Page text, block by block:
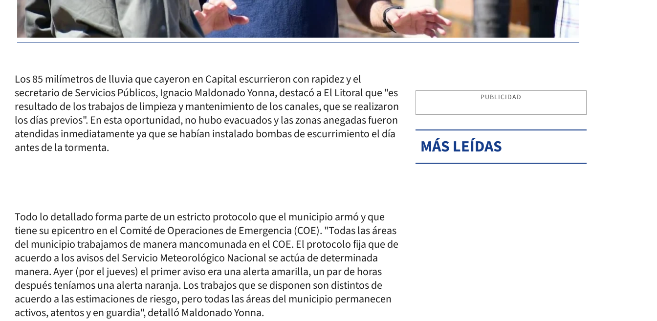
Los 85 milímetros de lluvia que cayeron en Capital escurrieron con rapidez y el
secretario de Servicios Públicos, Ignacio Maldonado Yonna, destacó a El Litoral que "es
resultado de los trabajos de limpieza y mantenimiento de los canales, que se realizaron
los días previos". En esta oportunidad, no hubo evacuados y las zonas anegadas fueron
atendidas inmediatamente ya que se habían instalado bombas de escurrimiento el día
antes de la tormenta.
Todo lo detallado forma parte de un estricto protocolo que el municipio armó y que
tiene su epicentro en el Comité de Operaciones de Emergencia (COE). "Todas las áreas
del municipio trabajamos de manera mancomunada en el COE. El protocolo fija que de
acuerdo a los avisos del Servicio Meteorológico Nacional se actúa de determinada
manera. Ayer (por el jueves) el primer aviso era una alerta amarilla, un par de horas
después teníamos una alerta naranja. Los trabajos que se disponen son distintos de
acuerdo a las estimaciones de riesgo, pero todas las áreas del municipio permanecen
activos, atentos y en guardia", detalló Maldonado Yonna.
PUBLICIDAD
MÁS LEÍDAS